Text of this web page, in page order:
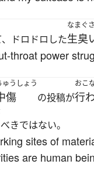
ドロドロした
なまぐさ
生臭
throat power
ゅうしょう
傷 の投稿が
おこ
行
べきではない。
sites of
are human